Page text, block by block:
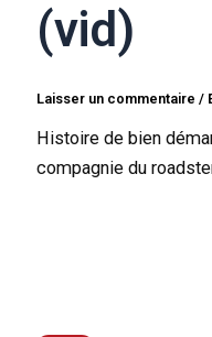
(vid)
Laisser un commentaire /
Histoire de bien
compagnie du